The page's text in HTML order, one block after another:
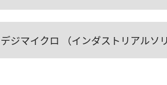
デジマイクロ （インダストリアルソ